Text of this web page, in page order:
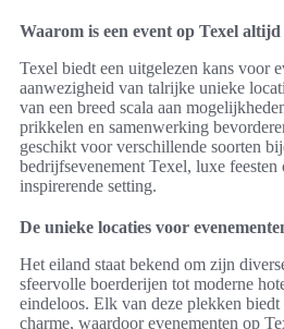
Waarom is een event op Texel altijd
Texel biedt een uitgelezen kans voor
aanwezigheid van talrijke unieke
van een breed scala aan
prikkelen en samenwerking
geschikt voor verschillende soorten
bedrijfsevenement Texel, luxe
inspirerende setting.
De unieke locaties voor
Het eiland staat bekend om zijn
sfeervolle boerderijen tot moderne
eindeloos. Elk van deze plekken biedt
charme, waardoor evenementen op